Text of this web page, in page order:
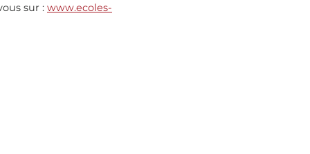
sur : www.ecoles-